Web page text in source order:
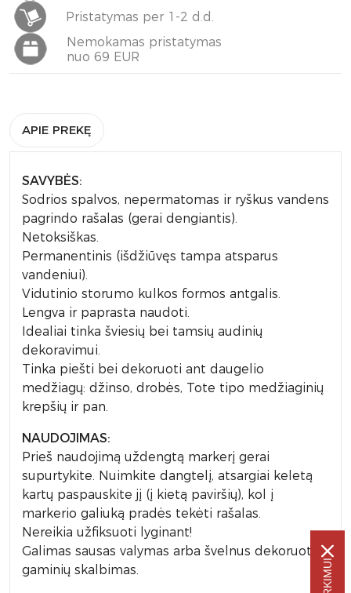
Pristatymas per 1-2 d.d.
Nemokamas pristatymas
nuo 69 EUR
APIE PREKĘ
SAVYBĖS:
Sodrios spalvos, nepermatomas ir ryškus vandens
pagrindo rašalas (gerai dengiantis).
Netoksiškas.
Permanentinis (išdžiūvęs tampa atsparus
vandeniui).
Vidutinio storumo kulkos formos antgalis.
Lengva ir paprasta naudoti.
Idealiai tinka šviesių bei tamsių audinių
dekoravimui.
Tinka piešti bei dekoruoti ant daugelio
medžiagų: džinso, drobės, Tote tipo medžiaginių
krepšių ir pan.
NAUDOJIMAS:
Prieš naudojimą uždengtą markerį gerai
supurtykite. Nuimkite dangtelį, atsargiai keletą
kartų paspauskite jį (į kietą paviršių), kol į
markerio galiuką pradės tekėti rašalas.
Nereikia užfiksuoti lyginant!
Galimas sausas valymas arba švelnus dekoruotų
gaminių skalbimas.